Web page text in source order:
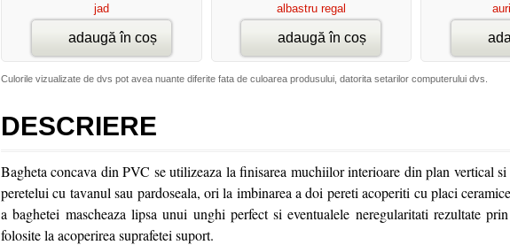
jad
adaugă în coș
albastru regal
adaugă în coș
Culorile vizualizate de dvs pot avea nuante diferite fata de culoarea produsului, datorita setarilor computerului dvs.
DESCRIERE
Bagheta concava din PVC se utilizeaza la finisarea muchiilor interioare din plan vertical
peretelui cu tavanul sau pardoseala, ori la imbinarea a doi pereti acoperiti cu placi
a baghetei mascheaza lipsa unui unghi perfect si eventualele neregularitati rezultate
folosite la acoperirea suprafetei suport.